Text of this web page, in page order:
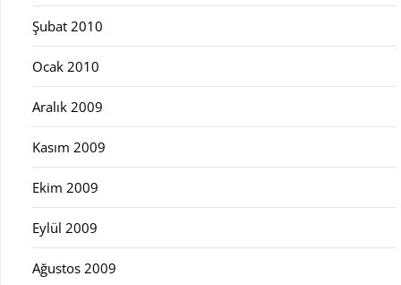
Şubat 2010
Ocak 2010
Aralık 2009
Kasım 2009
Ekim 2009
Eylül 2009
Ağustos 2009